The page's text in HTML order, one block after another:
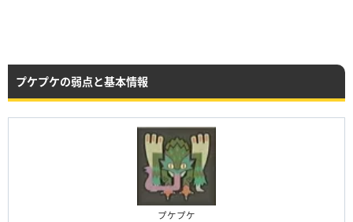
プケプケの弱点と基本情報
プケプケ